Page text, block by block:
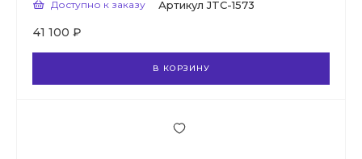
Доступно к заказу Артикул JTC-1573
41 100 ₽
В КОРЗИНУ